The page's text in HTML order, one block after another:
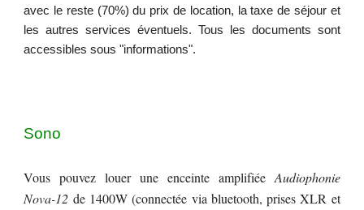
avec le reste (70%) du prix de location, la taxe de séjour et
les autres serviceséventuels. Tous les documents sont
accessibles sous "informations".
Sono
Vous pouvez louer une enceinte amplifiée Audiophonie
Nova-12 de 1400W (connectée via bluetooth, prises XLR et